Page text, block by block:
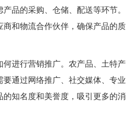
品的采购、仓储、配送等环节。
和物流合作伙伴，确保产品的质
何进行营销推广。农产品、土特产
通过网络推广、社交媒体、专业
知名度和美誉度，吸引更多的消